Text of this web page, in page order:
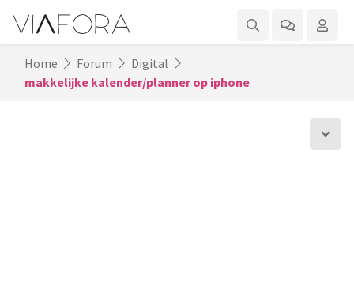
Home Forum
Digital
makkelijke kalender/planner op iphone